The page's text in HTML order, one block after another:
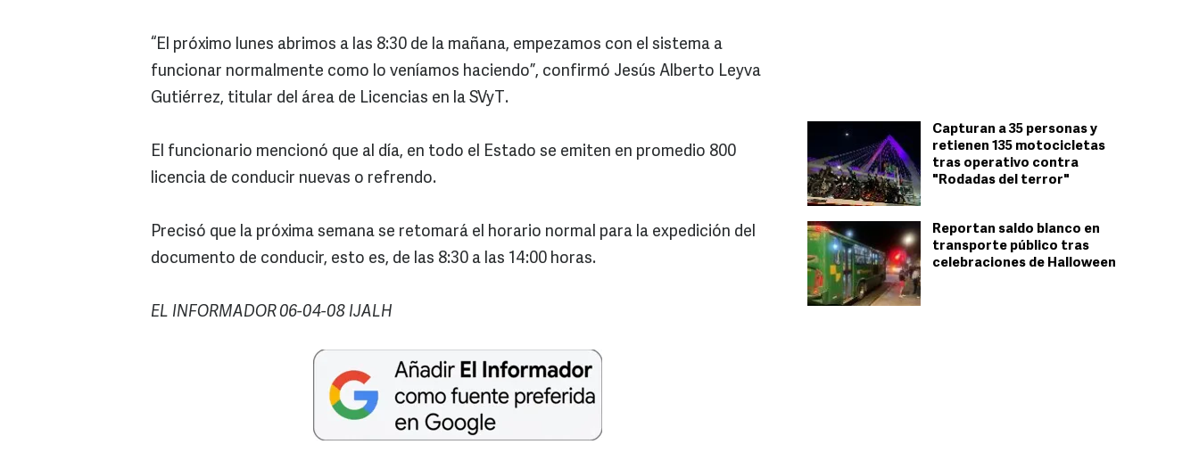
Capturan a 35 personas y
retienen 135 motocicletas
tras operativo contra
"Rodadas del terror"
Reportan saldo blanco en
transporte público tras
celebraciones de Halloween
“El próximo lunes abrimos a las 8:30 de la mañana, empezamos con el sistema a
funcionar normalmente como lo veníamos haciendo”, confirmó Jesús Alberto Leyva
Gutiérrez, titular del área de Licencias en la SVyT.
El funcionario mencionó que al día, en todo el Estado se emiten en promedio 800
licencia de conducir nuevas o refrendo.
Precisó que la próxima semana se retomará el horario normal para la expedición del
documento de conducir, esto es, de las 8:30 a las 14:00 horas.
EL INFORMADOR 06-04-08 IJALH